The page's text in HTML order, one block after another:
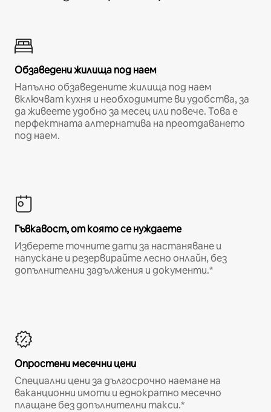
Обзаведени жилища под наем
Напълно обзаведените жилища под наем
включват кухня и необходимите ви удобства, за
да живеете удобно за месец или повече. Това е
перфектната алтернатива на преотдаването
под наем.
Гъвкавост, от която се нуждаете
Изберете точните дати за настаняване и
напускане и резервирайте лесно онлайн, без
допълнителни задължения и документи.*
Опростени месечни цени
Специални цени за дългосрочно наемане на
ваканционни имоти и еднократно месечно
плащане без допълнителни такси.*